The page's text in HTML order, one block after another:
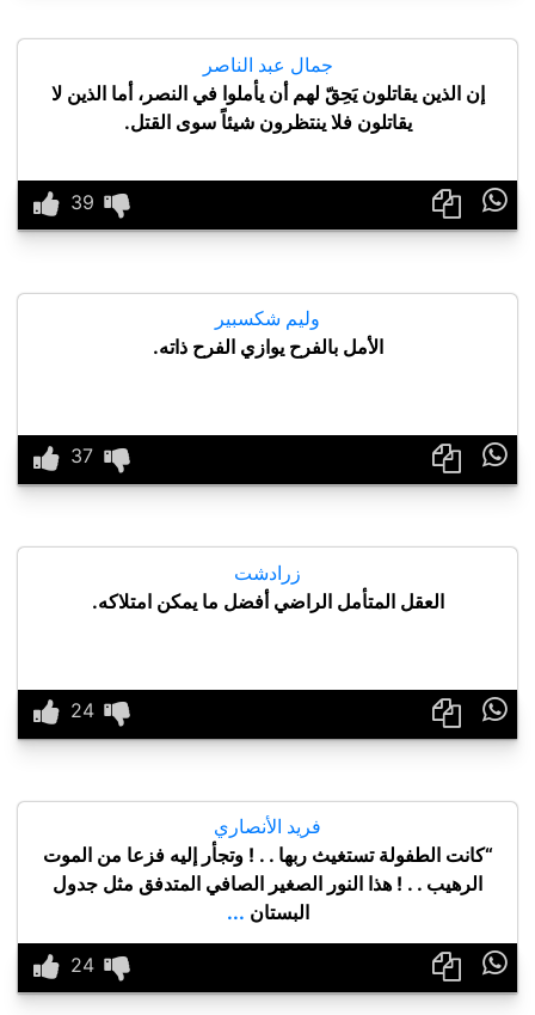
جمال عبد الناصر
إن الذين يقاتلون يَحِقّ لهم أن يأملوا في النصر، أما الذين لا
يقاتلون فلا ينتظرون شيئاً سوى القتل.

وليم شكسبير
الأمل بالفرح يوازي الفرح ذاته.

زرادشت
العقل المتأمل الراضي أفضل ما يمكن امتلاكه.

فريد الأنصاري
“كانت الطفولة تستغيث ربها . . ! وتجأر إليه فزعا من الموت
الرهيب . . ! هذا النور الصغير الصافي المتدفق مثل جدول
البستان ...
